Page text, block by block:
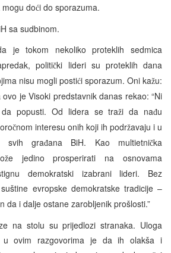
doći do sporazuma.
sa sudbinom.
je tokom nekoliko proteklih sedmica
politički lideri su proteklih dana
nisu mogli postići sporazum. Oni kažu:
ovo je Visoki predstavnik danas rekao: “Ni
popusti. Od lidera se traži da nađu
čnom interesu onih koji ih podržavaju i u
svih građana BiH. Kao multietnička
že jedino prosperirati na osnovama
demokratski izabrani lideri. Bez
evropske demokratske tradicije –
da i dalje ostane zarobljenik prošlosti.”
na stolu su prijedlozi stranaka. Uloga
u ovim razgovorima je da ih olakša i